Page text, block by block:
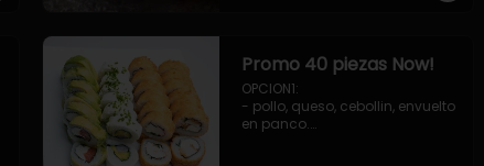
Promo 40 piezas Now!
OPCION1:
- pollo, queso, cebollin, envuelto
en panco.